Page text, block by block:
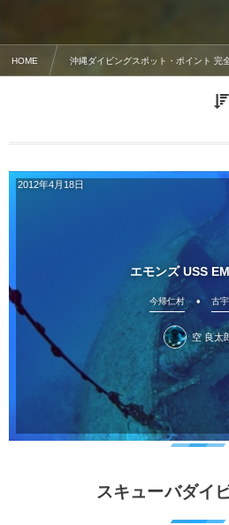
HOME 沖縄ダイビングスポット・ポイント 完
エモンズ USS
2012年4月18日
今帰仁村 古
空 良太
スキューバダイ